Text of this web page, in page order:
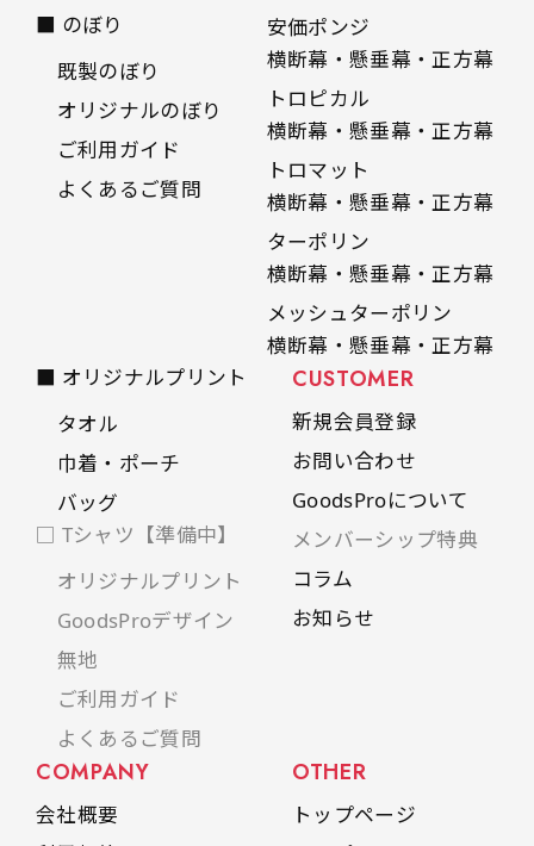
■ のぼり
既製のぼり
オリジナルのぼり
ご利用ガイド
よくあるご質問
安価ポンジ
横断幕・懸垂幕・正方幕
トロピカル
横断幕・懸垂幕・正方幕
トロマット
横断幕・懸垂幕・正方幕
ターポリン
横断幕・懸垂幕・正方幕
メッシュターポリン
横断幕・懸垂幕・正方幕
■ オリジナルプリント
タオル
巾着・ポーチ
バッグ
□ Tシャツ【準備中】
オリジナルプリント
GoodsProデザイン
無地
ご利用ガイド
よくあるご質問
CUSTOMER
新規会員登録
お問い合わせ
GoodsProについて
メンバーシップ特典
コラム
お知らせ
COMPANY
会社概要
OTHER
トップページ